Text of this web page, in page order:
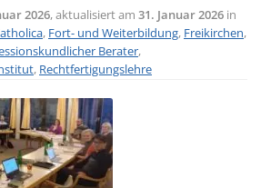
2026, aktualisiert am 31. Januar 2026 in
, Fort- und Weiterbildung, Freikirchen,
Berater,
, Rechtfertigungslehre